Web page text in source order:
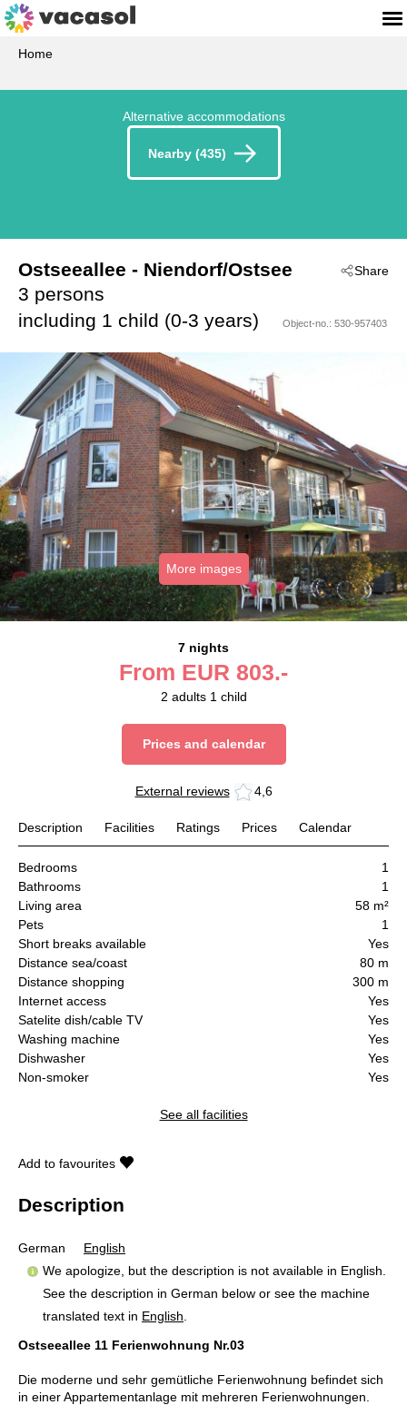
Home
Alternative accommodations
Nearby (435)
Share
Ostseeallee - Niendorf/Ostsee
3 persons
including 1 child (0-3 years)
Object-no.: 530-957403
More images
7 nights
From EUR 803.-
2 adults 1 child
Prices and calendar
External reviews 4,6
Description Facilities Ratings Prices Calendar
Bedrooms
1
Bathrooms
1
Living area
58 m²
Pets
1
Short breaks available
Yes
Distance sea/coast
80 m
Distance shopping
300 m
Internet access
Yes
Satelite dish/cable TV
Yes
Washing machine
Yes
Dishwasher
Yes
Non-smoker
Yes
See all facilities
Add to favourites
Description
German
English
We apologize, but the description is not available in English.
See the description in German below or see the machine
translated text in English
Ostseeallee 11 Ferienwohnung Nr.03
Die moderne und sehr gemütliche Ferienwohnung befindet sich
in einer Appartementanlage mit mehreren Ferienwohnungen.